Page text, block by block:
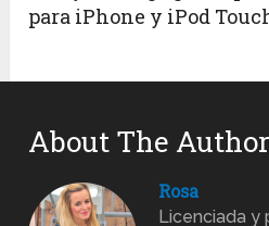
para iPhone y iPod
About The Author
Rosa
Licenciada y